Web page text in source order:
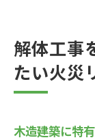
明
火災
の保険の
解体工事
たい火災
木造建築に特